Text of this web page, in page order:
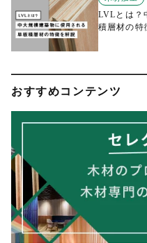
LVLとは？
積層材の特
おすすめコンテンツ